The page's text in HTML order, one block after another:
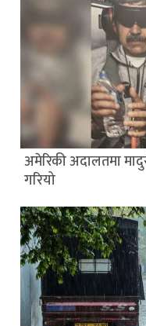
अमेरिकी अदालतमा
गरियो